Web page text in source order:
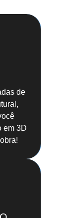
de
em 3D